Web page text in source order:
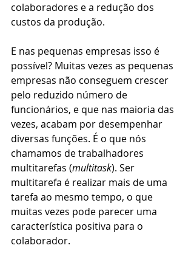
colaboradores e a redução dos
custos da produção.
E nas pequenas empresas isso é
possível? Muitas vezes as pequenas
empresas não conseguem crescer
pelo reduzido número de
funcionários, e que nas maioria das
vezes, acabam por desempenhar
diversas funções. É o que nós
chamamos de trabalhadores
multitarefas (multitask). Ser
multitarefa é realizar mais de uma
tarefa ao mesmo tempo, o que
muitas vezes pode parecer uma
característica positiva para o
colaborador.